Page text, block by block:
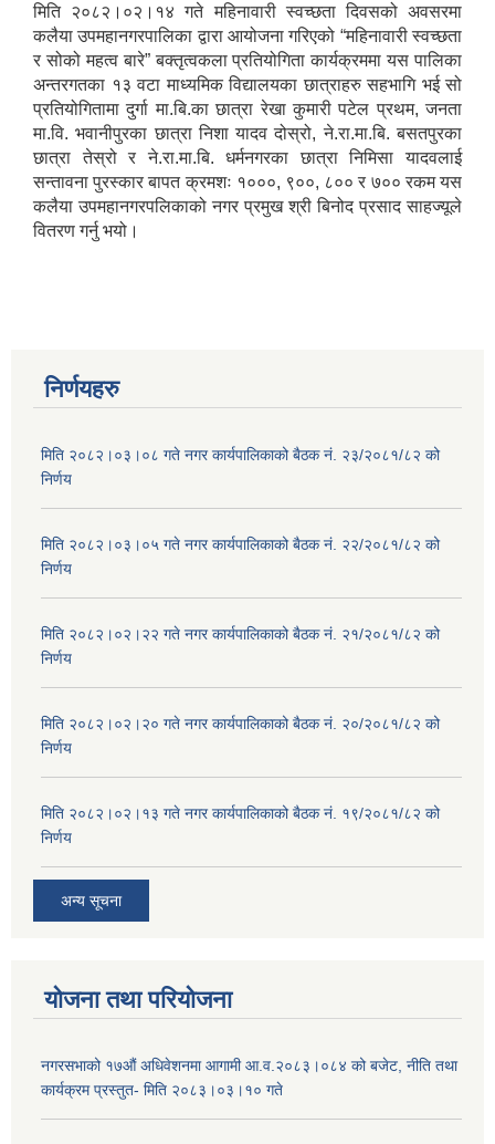
मिति २०८२।०२।१४ गते महिनावारी स्वच्छता दिवसको अवसरमा
कलैया उपमहानगरपालिका द्वारा आयोजना गरिएको “महिनावारी स्वच्छता
र सोको महत्व बारे” बक्तृत्वकला प्रतियोगिता कार्यक्रममा यस पालिका
अन्तरगतका १३ वटा माध्यमिक विद्यालयका छात्राहरु सहभागि भई सो
प्रतियोगितामा दुर्गा मा.बि.का छात्रा रेखा कुमारी पटेल प्रथम, जनता
मा.वि. भवानीपुरका छात्रा निशा यादव दोस्रो, ने.रा.मा.बि. बसतपुरका
छात्रा तेस्रो र ने.रा.मा.बि. धर्मनगरका छात्रा निमिसा यादवलाई
सन्तावना पुरस्कार बापत क्रमशः १०००, ९००, ८०० र ७०० रकम यस
कलैया उपमहानगरपलिकाको नगर प्रमुख श्री बिनोद प्रसाद साहज्यूले
वितरण गर्नु भयो।
निर्णयहरु
मिति २०८२।०३।०८ गते नगर कार्यपालिकाको बैठक नं. २३/२०८१/८२ को
निर्णय
मिति २०८२।०३।०५ गते नगर कार्यपालिकाको बैठक नं. २२/२०८१/८२ को
निर्णय
मिति २०८२।०२।२२ गते नगर कार्यपालिकाको बैठक नं. २१/२०८१/८२ को
निर्णय
मिति २०८२।०२।२० गते नगर कार्यपालिकाको बैठक नं. २०/२०८१/८२ को
निर्णय
मिति २०८२।०२।१३ गते नगर कार्यपालिकाको बैठक नं. १९/२०८१/८२ को
निर्णय
अन्य सूचना
योजना तथा परियोजना
नगरसभाको १७औं अधिवेशनमा आगामी आ.व.२०८३।०८४ को बजेट, नीति तथा
कार्यक्रम प्रस्तुत- मिति २०८३।०३।१० गते